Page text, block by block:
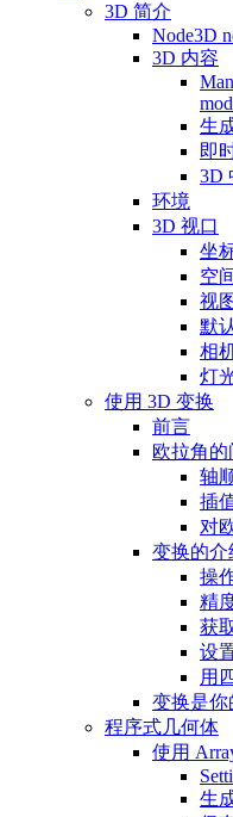
3D 简介
Node3D
3D 内容
生
即
3D
环境
3D 视口
坐
空
视
默
相
灯
使用 3D 变换
前言
欧拉角的
轴
插
对
变换的介
操
精
获
设
用
变换是你
程序式几何体
使用
生